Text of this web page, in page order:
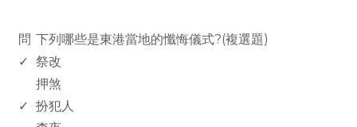
問 下列哪些是東港當地的懺悔儀式?(複選題)
✓ 祭改
押煞
✓ 扮犯人